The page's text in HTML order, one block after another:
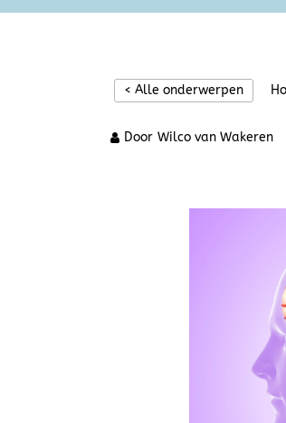
< Alle onderwerpen
Door Wilco van Wakeren